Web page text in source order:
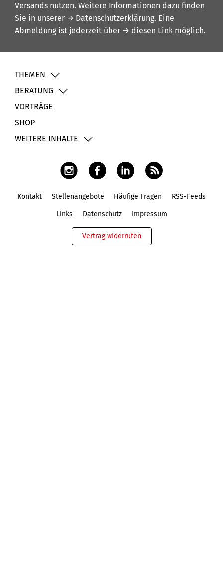
Versands nutzen. Weitere Informationen dazu finden
Sie in unserer → Datenschutzerklärung. Eine
Abmeldung ist jederzeit über → diesen Link möglich.
THEMEN
BERATUNG
VORTRÄGE
SHOP
WEITERE INHALTE
Kontakt Stellenangebote Häufige Fragen RSS-Feeds
Links Datenschutz Impressum
Vertrag widerrufen